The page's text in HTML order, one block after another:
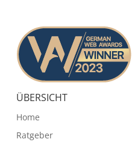
ÜBERSICHT
Home
Ratgeber